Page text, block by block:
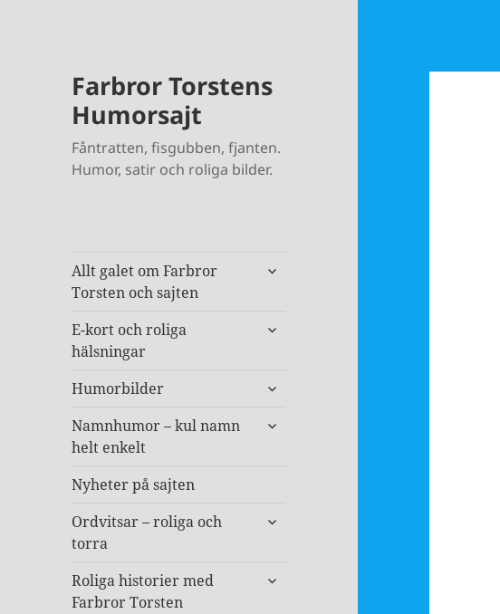
Farbror Torstens
Humorsajt
Fåntratten, fisgubben, fjanten.
Humor, satir och roliga bilder.
Allt galet om Farbror
Torsten och sajten
expandera
E-kort och roliga
hälsningar
expandera
Humorbilder
expandera
Namnhumor – kul namn
helt enkelt
expandera
Nyheter på sajten
Ordvitsar – roliga och
torra
expandera
Roliga historier med
Farbror Torsten
expandera